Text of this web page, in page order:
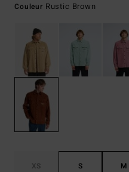
Couleur Rustic Brown
XS S M